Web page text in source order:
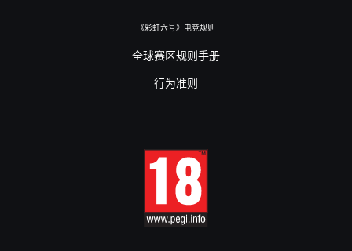
《彩虹六号》电竞规则
全球赛区规则手册
行为准则